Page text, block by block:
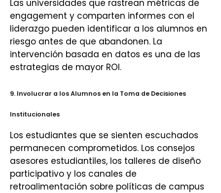
Las universidades que rastrean métricas de
engagement y comparten informes con el
liderazgo pueden identificar a los alumnos en
riesgo antes de que abandonen. La
intervención basada en datos es una de las
estrategias de mayor ROI.
9. Involucrar a los Alumnos en la Toma de Decisiones
Institucionales
Los estudiantes que se sienten escuchados
permanecen comprometidos. Los consejos
asesores estudiantiles, los talleres de diseño
participativo y los canales de
retroalimentación sobre políticas de campus